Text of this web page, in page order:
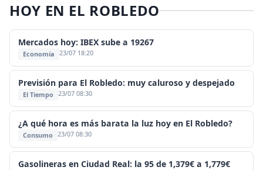
HOY EN EL ROBLEDO
Mercados hoy: IBEX sube a 19267
Economía 23/07 18:20
Previsión para El Robledo: muy caluroso y despejado
El Tiempo 23/07 08:30
¿A qué hora es más barata la luz hoy en El Robledo?
Consumo 23/07 08:30
Gasolineras en Ciudad Real: la 95 de 1,379€ a 1,779€